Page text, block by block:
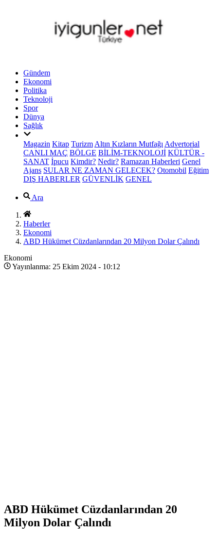
Gündem
Ekonomi
Politika
Teknoloji
Spor
Dünya
Sağlık
Magazin Kitap Turizm Altın Kızların Mutfağı Advertorial
CANLI MAÇ BÖLGE BİLİM-TEKNOLOJİ KÜLTÜR -
SANAT İpucu Kimdir? Nedir? Ramazan Haberleri Genel
Ajans SULAR NE ZAMAN GELECEK? Otomobil Eğitim
DIŞ HABERLER GÜVENLİK GENEL
Ara
Haberler
Ekonomi
ABD Hükümet Cüzdanlarından 20 Milyon Dolar Çalındı
Ekonomi
Yayınlanma: 25 Ekim 2024 - 10:12
ABD Hükümet Cüzdanlarından 20
Milyon Dolar Çalındı